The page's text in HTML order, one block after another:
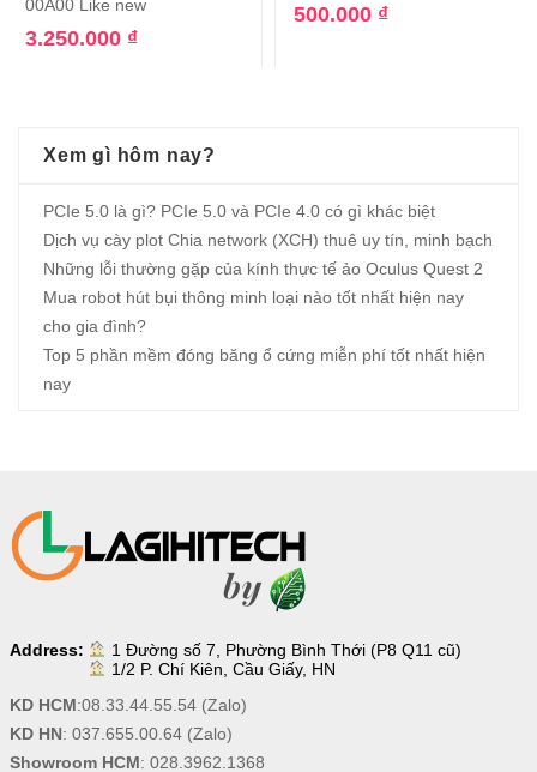
00A00 Like new
3.250.000 ₫
500.000 ₫
Xem gì hôm nay?
PCIe 5.0 là gì? PCIe 5.0 và PCIe 4.0 có gì khác biệt
Dịch vụ cày plot Chia network (XCH) thuê uy tín, minh bạch
Những lỗi thường gặp của kính thực tế ảo Oculus Quest 2
Mua robot hút bụi thông minh loại nào tốt nhất hiện nay
cho gia đình?
Top 5 phần mềm đóng băng ổ cứng miễn phí tốt nhất hiện
nay
Address:
1 Đường số 7, Phường Bình Thới (P8 Q11 cũ)
1/2 P. Chí Kiên, Cầu Giấy, HN
KD HCM:08.33.44.55.54(Zalo)
KD HN: 037.655.00.64(Zalo)
Showroom HCM: 028.3962.1368